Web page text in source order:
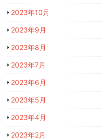
2023年10月
2023年9月
2023年8月
2023年7月
2023年6月
2023年5月
2023年4月
2023年2月